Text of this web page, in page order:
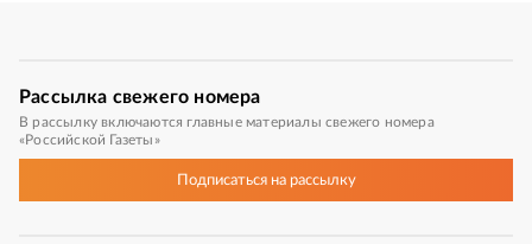
Рассылка свежего номера
В рассылку включаются главные материалы свежего номера
«Российской Газеты»
Подписатьсяна рассылку